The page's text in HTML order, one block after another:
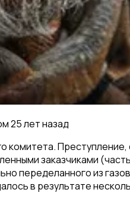
25 лет назад
заказчиками
переделанного из
в результате